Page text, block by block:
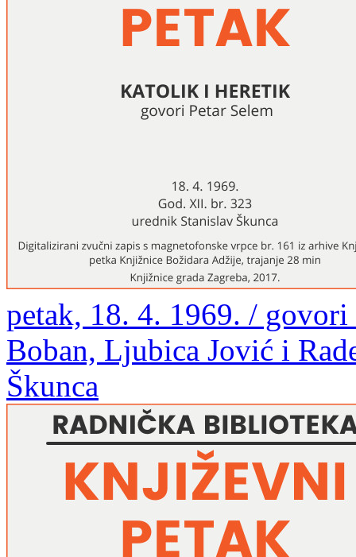
petak, 18. 4. 1969. /
Boban, Ljubica Jović i
Škunca